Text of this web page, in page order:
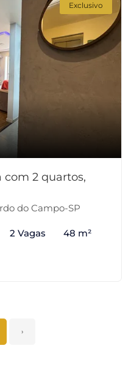
Exclusivo
2 quartos,
do Campo-SP
2 Vagas 48 m²
›